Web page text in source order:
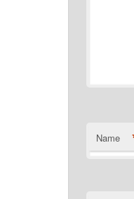
Name